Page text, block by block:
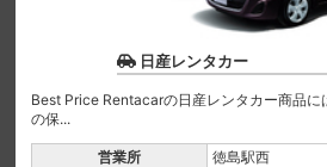
日産レンタカー
Best Price Rentacarの日産レンタカー商品に
の保...
営業所
徳島駅西